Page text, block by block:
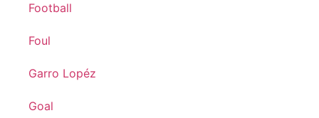
Football
Foul
Garro Lopéz
Goal